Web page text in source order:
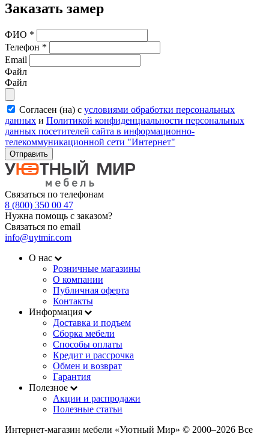
Заказать замер
ФИО *
Телефон *
Email
Файл
Файл
Согласен (на) с условиями обработки персональных
данных и Политикой конфиденциальности персональных
данных посетителей сайта в информационно-
телекоммуникационной сети "Интернет"
Отправить
Связаться по телефонам
8 (800) 350 00 47
Нужна помощь с заказом?
Связаться по email
info@uytmir.com
О нас
Розничные магазины
О компании
Публичная оферта
Контакты
Информация
Доставка и подъем
Сборка мебели
Способы оплаты
Кредит и рассрочка
Обмен и возврат
Гарантия
Полезное
Акции и распродажи
Полезные статьи
Интернет-магазин мебели «Уютный Мир» © 2000‒2026 Все